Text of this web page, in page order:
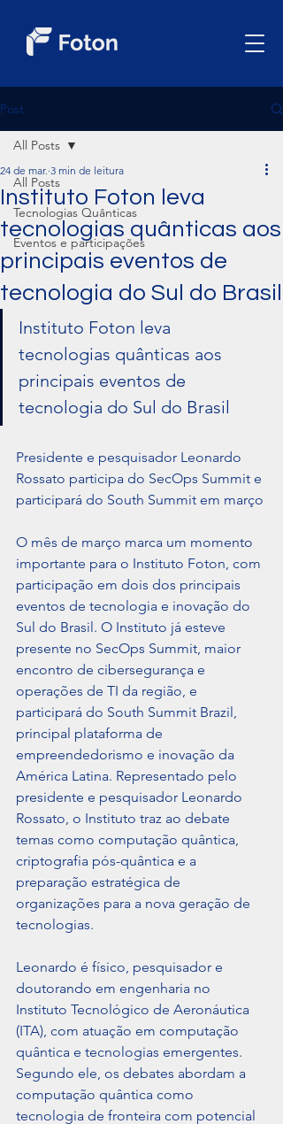
Post
All Posts
Tecnologias Quânticas
Eventos e participações
All Posts
Instituto Foton leva
tecnologias quânticas aos
principais eventos de
tecnologia do Sul do Brasil
24 de mar. 3 min de leitura
Instituto Foton leva
tecnologias quânticas aos
principais eventos de
tecnologia do Sul do Brasil
Presidente e pesquisador Leonardo
Rossato participa do SecOps Summit e
participará do South Summit em março
O mês de março marca um momento
importante para o Instituto Foton, com
participação em dois dos principais
eventos de tecnologia e inovação do
Sul do Brasil. O Instituto já esteve
presente no SecOps Summit, maior
encontro de cibersegurança e
operações de TI da região, e
participará do South Summit Brazil,
principal plataforma de
empreendedorismo e inovação da
América Latina. Representado pelo
presidente e pesquisador Leonardo
Rossato, o Instituto traz ao debate
temas como computação quântica,
criptografia pós-quântica e a
preparação estratégica de
organizações para a nova geração de
tecnologias.
Leonardo é físico, pesquisador e
doutorando em engenharia no
Instituto Tecnológico de Aeronáutica
(ITA), com atuação em computação
quântica e tecnologias emergentes.
Segundo ele, os debates abordam a
computação quântica como
tecnologia de fronteira com potencial